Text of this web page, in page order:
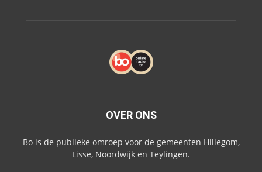
OVER ONS
Bo is de publieke omroep voor de gemeenten Hillegom,
Lisse, Noordwijk en Teylingen.